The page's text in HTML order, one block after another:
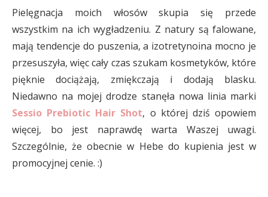
Pielęgnacja moich włosów skupia się przede
wszystkim na ich wygładzeniu. Z natury są falowane,
mają tendencje do puszenia, a izotretynoina mocno je
przesuszyła, więc cały czas szukam kosmetyków, które
pięknie dociążają, zmiękczają i dodają blasku.
Niedawno na mojej drodze stanęła nowa linia marki
Sessio Prebiotic Hair Shot, o której dziś opowiem
więcej, bo jest naprawdę warta Waszej uwagi.
Szczególnie, że obecnie w Hebe do kupienia jest w
promocyjnej cenie. :)